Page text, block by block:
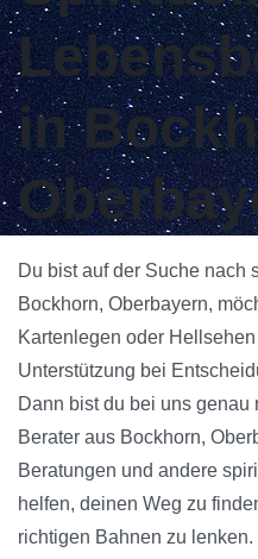
in
Du bist auf der Suche nach
Bockhorn, Oberbayern,
Kartenlegen oder
Unterstützung bei
Dann bist du bei uns genau
Berater aus Bockhorn,
Beratungen und andere
helfen, deinen Weg zu
richtigen Bahnen zu